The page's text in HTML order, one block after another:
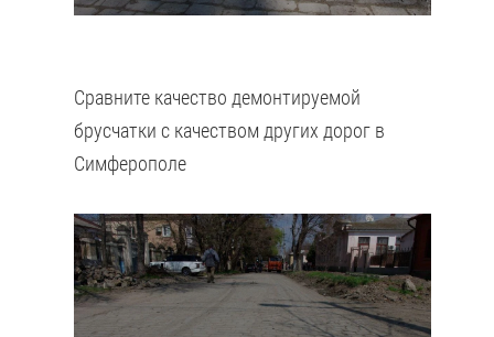
Сравните качество демонтируемой
брусчатки с качеством других дорог в
Симферополе